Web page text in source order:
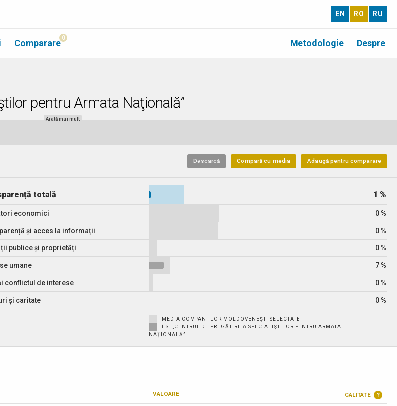
EN RO RU
Despre
Metodologie
Comparare 0
pentru Armata Naţională”
Arată mai mult
Adaugă pentru comparare
Compară cu media
Descarcă
totală 1 %
economici 0 %
și acces la informații 0 %
publice și proprietăți 0 %
umane 7 %
conflictul de interese 0 %
și caritate 0 %
MEDIA COMPANIILOR MOLDOVENEȘTI SELECTATE
Î.S. „CENTRUL DE PREGĂTIRE A SPECIALIŞTILOR PENTRU ARMATA
NAŢIONALĂ”
VALOARE CALITATE ?